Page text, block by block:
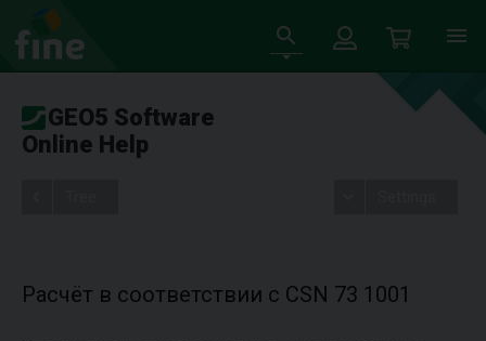
GEO5 Software
Online Help
Расчёт в соответствии с CSN 73 1001